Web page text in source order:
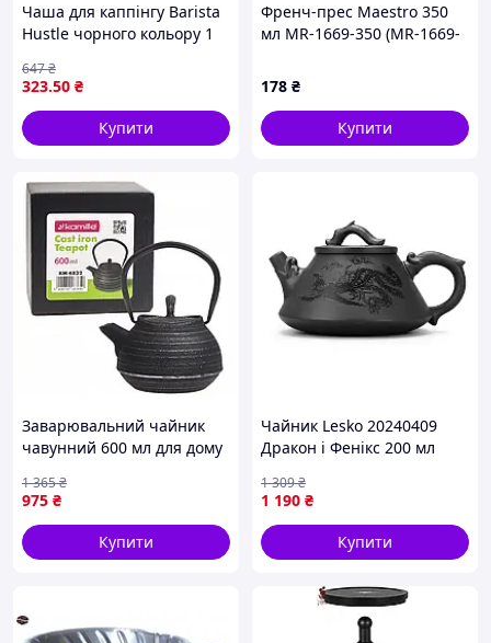
Чаша для каппінгу Barista
Hustle чорного кольору 1
професіоналів і
шанувальників кави
323.50 ₴
647₴
Купити
Френч-прес Maestro 350
мл MR-1669-350 (MR-1669-
178 ₴
Купити
Заварювальний чайник
чавунний 600 мл для дому
975 ₴
1 365₴
Купити
Чайник Lesko 20240409
Дракон і Фенікс 200 мл
2026
1 190 ₴
1 309₴
Купити